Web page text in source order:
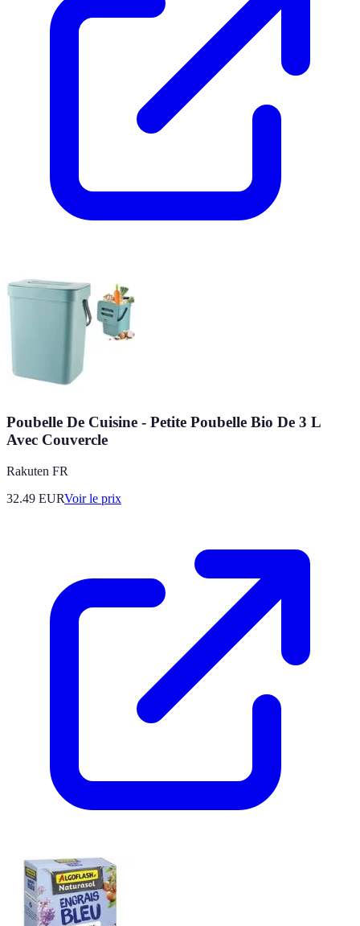
Poubelle De Cuisine - Petite Poubelle Bio De 3 L
Avec Couvercle
Rakuten FR
32.49 EURVoir le prix